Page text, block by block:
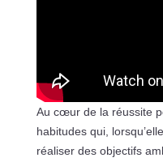
Au cœur de la réussite
habitudes qui,
réaliser des objectifs